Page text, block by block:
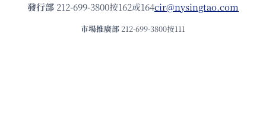
發⾏部 212-699-3800按162或164cir@nysingtao.com
市場推廣部 212-699-3800按111